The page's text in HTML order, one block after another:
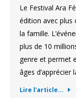
Le Festival Ara
édition avec plus
la famille.
plus de 10
genre et permet
âges
Lire l'article...